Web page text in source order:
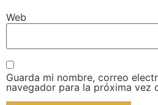
Web
Guarda mi nombre, correo
navegador para la próxima vez